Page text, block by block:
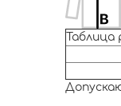
Таблица